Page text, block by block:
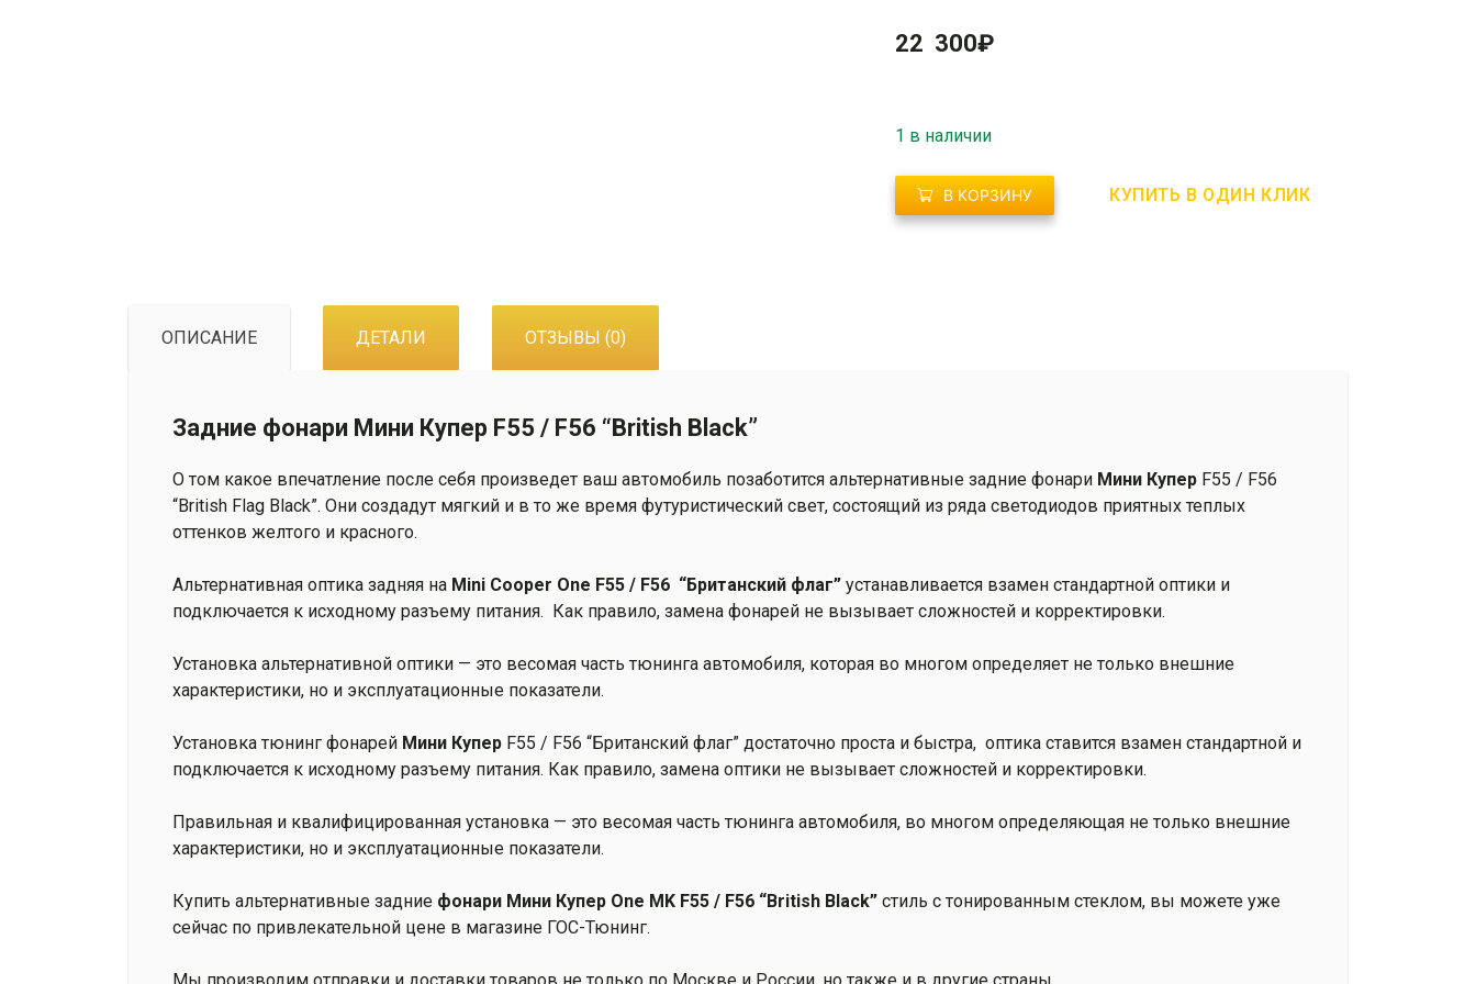
22 300₽
1 в наличии
В КОРЗИНУ КУПИТЬ В ОДИН КЛИК
ОПИСАНИЕ ДЕТАЛИ ОТЗЫВЫ (0)
Задние фонари Мини Купер F55 / F56 “British Black”
О том какое впечатление после себя произведет ваш автомобиль позаботится альтернативные задние фонари Мини Купер F55 / F56
“British Flag Black”. Они создадут мягкий и в то же время футуристический свет, состоящий из ряда светодиодов приятных теплых
оттенков желтого и красного.
Альтернативная оптика задняя на Mini Cooper One F55 / F56 “Британский флаг” устанавливается взамен стандартной оптики и
подключается к исходному разъему питания. Как правило, замена фонарей не вызывает сложностей и корректировки.
Установка альтернативной оптики — это весомая часть тюнинга автомобиля, которая во многом определяет не только внешние
характеристики, но и эксплуатационные показатели.
Установка тюнинг фонарей Мини Купер F55 / F56 “Британский флаг” достаточно проста и быстра, оптика ставится взамен стандартной и
подключается к исходному разъему питания. Как правило, замена оптики не вызывает сложностей и корректировки.
Правильная и квалифицированная установка — это весомая часть тюнинга автомобиля, во многом определяющая не только внешние
характеристики, но и эксплуатационные показатели.
Купить альтернативные задние фонари Мини Купер One MK F55 / F56 “British Black” стиль с тонированным стеклом, вы можете уже
сейчас по привлекательной цене в магазине ГОС-Тюнинг.